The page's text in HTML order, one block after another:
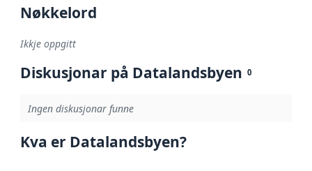
Nøkkelord
Ikkje oppgitt
Diskusjonar på Datalandsbyen 0
Ingen diskusjonar funne
Kva er Datalandsbyen?